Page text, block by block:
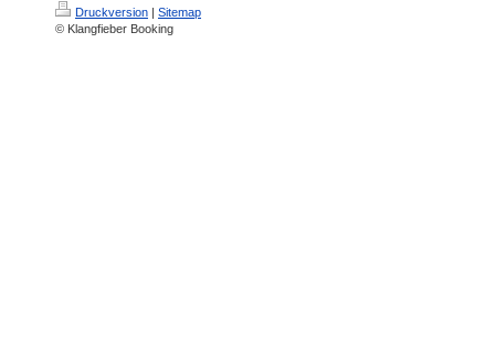
Druckversion | Sitemap
© Klangfieber Booking